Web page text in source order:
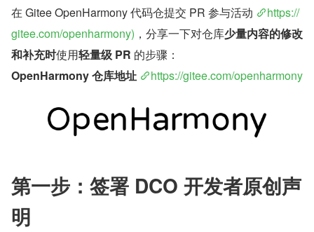
在 Gitee OpenHarmony 代码仓提交 PR 参与活动
https://
gitee.com/openharmony) ，分享一下对仓库少量内容的修改
和补充时使用轻量级 PR 的步骤：
OpenHarmony 仓库地址
https://gitee.com/openharmony
第一步：签署 DCO 开发者原创声
明